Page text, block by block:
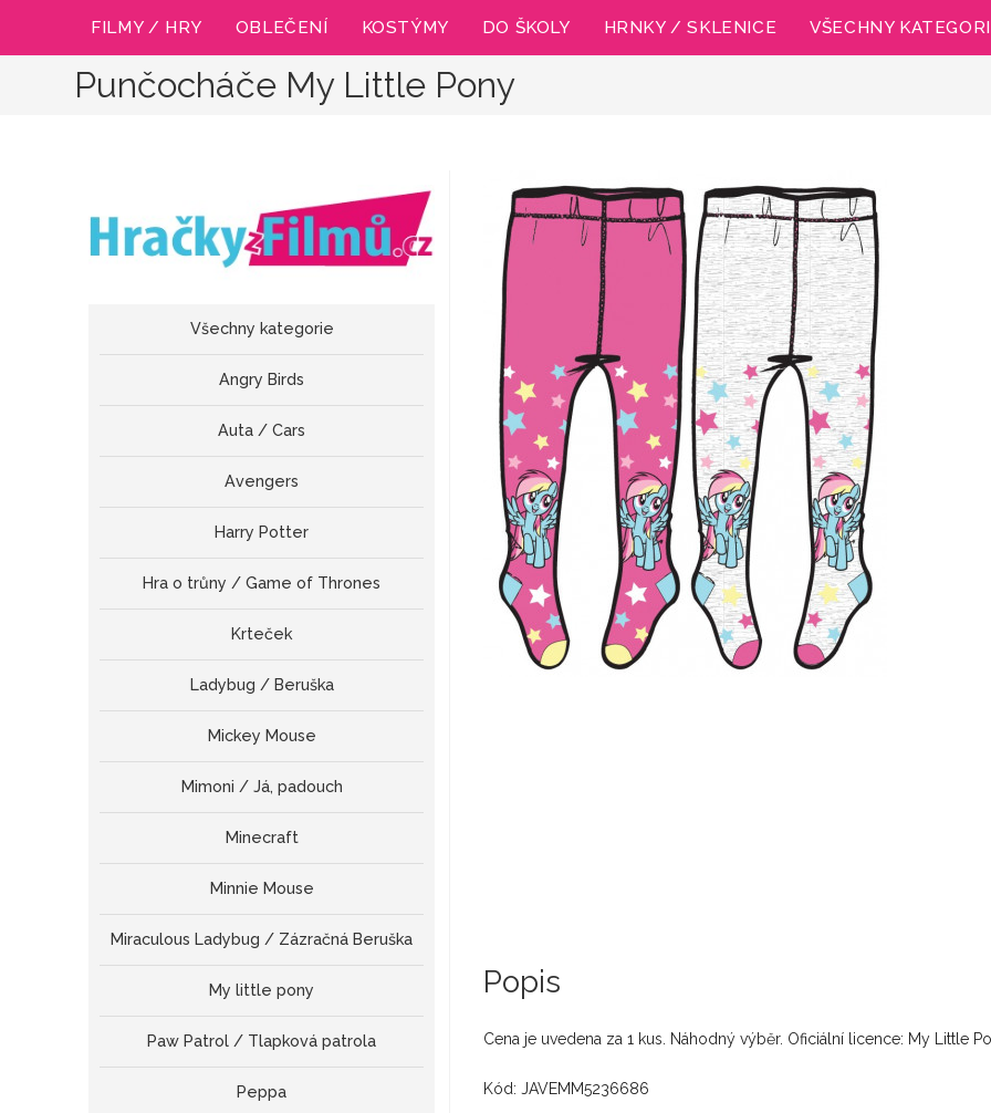
FILMY / HRY OBLEČENÍ KOSTÝMY DO ŠKOLY HRNKY / SKLENICE VŠECHNY
Punčocháče My Little Pony
Popis
Cena je uvedena za 1 kus. Náhodný výběr. Oficiální licence: My Little
Kód: JAVEMM5236686
Všechny kategorie
Angry Birds
Auta / Cars
Avengers
Harry Potter
Hra o trůny / Game of Thrones
Krteček
Ladybug / Beruška
Mickey Mouse
Mimoni / Já, padouch
Minecraft
Minnie Mouse
Miraculous Ladybug / Zázračná Beruška
My little pony
Paw Patrol / Tlapková patrola
Peppa